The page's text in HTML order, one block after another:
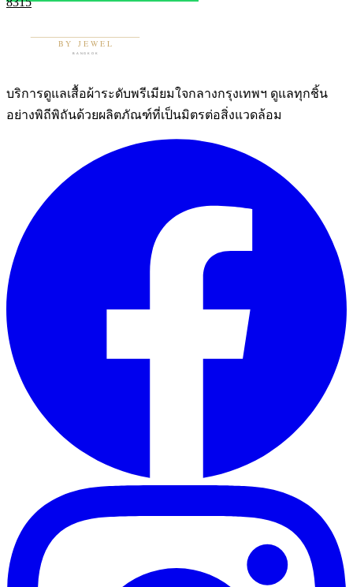
บริการดูแลเสื้อผ้าระดับพรีเมียมใจกลางกรุงเทพฯ ดูแลทุกชิ้น
อย่างพิถีพิถันด้วยผลิตภัณฑ์ที่เป็นมิตรต่อสิ่งแวดล้อม